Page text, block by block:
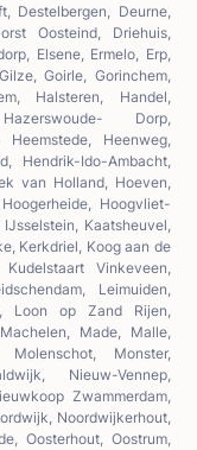
Destelbergen, Deurne,
Oosteind, Driehuis,
Elsene, Ermelo, Erp,
Goirle, Gorinchem,
Halsteren, Handel,
Dorp,
Heenweg,
Hendrik-Ido-Ambacht,
van Holland, Hoeven,
Hoogvliet-
Kaatsheuvel,
Kerkdriel, Koog aan de
Vinkeveen,
Leimuiden,
Loon op Zand Rijen,
Made, Malle,
Monster,
Nieuw-Vennep,
Zwammerdam,
Noordwijkerhout,
Oosterhout, Oostrum,